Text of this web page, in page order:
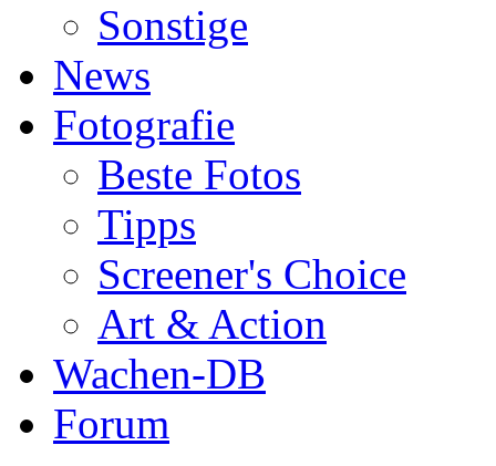
Sonstige
News
Fotografie
Beste Fotos
Tipps
Screener's Choice
Art & Action
Wachen-DB
Forum